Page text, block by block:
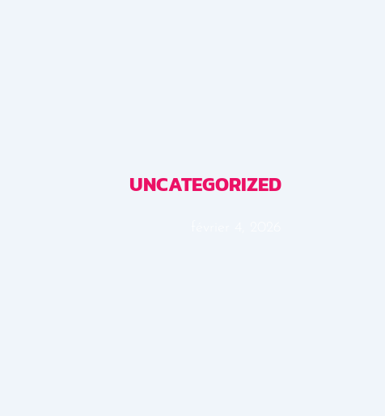
UNCATEGORIZED